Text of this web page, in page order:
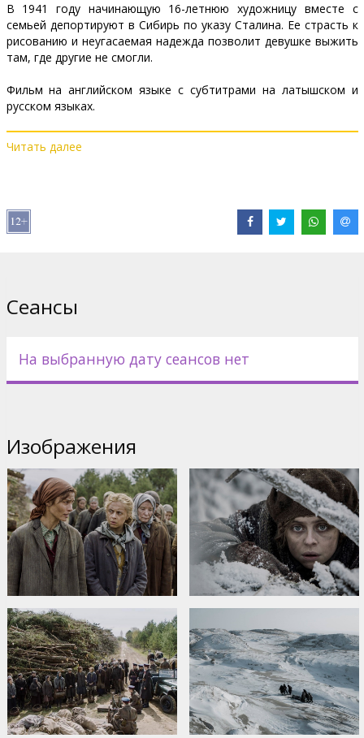
В 1941 году начинающую 16-летнюю художницу вместе с
семьей депортируют в Сибирь по указу Сталина. Ее страсть к
рисованию и неугасаемая надежда позволит девушке выжить
там, где другие не смогли.
Фильм на английском языке с субтитрами на латышском и
русском языках.
Дистрибьютор:
Franzen
Сайты:
Читать далее
Сеансы
На выбранную дату сеансов нет
Изображения